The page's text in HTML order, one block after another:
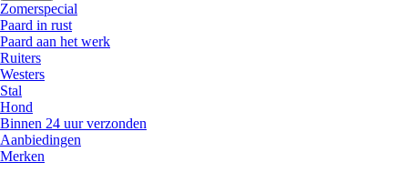
Zomerspecial
Paard in rust
Paard aan het werk
Ruiters
Westers
Stal
Hond
Binnen 24 uur verzonden
Aanbiedingen
Merken